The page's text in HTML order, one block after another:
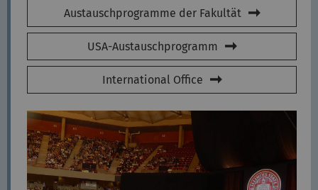
Austauschprogramme der Fakultät
USA-Austauschprogramm
International Office